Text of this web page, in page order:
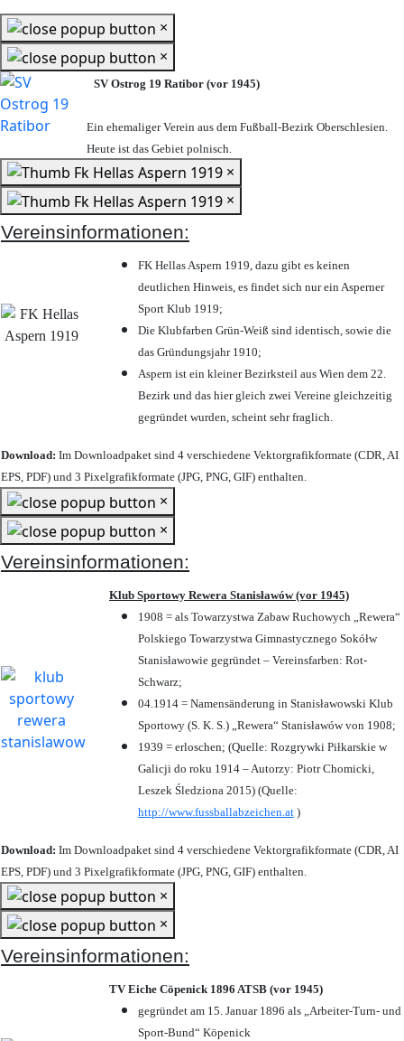
×
×
SV Ostrog 19 Ratibor (vor 1945)
Ein ehemaliger Verein aus dem Fußball-Bezirk Oberschlesien.
Heute ist das Gebiet polnisch.
×
×
Vereinsinformationen:
FK Hellas Aspern 1919, dazu gibt es keinen
deutlichen Hinweis, es findet sich nur ein Asperner
Sport Klub 1919;
Die Klubfarben Grün-Weiß sind identisch, sowie die
das Gründungsjahr 1910;
Aspern ist ein kleiner Bezirksteil aus Wien dem 22.
Bezirk und das hier gleich zwei Vereine gleichzeitig
gegründet wurden, scheint sehr fraglich.
Download: Im Downloadpaket sind 4 verschiedene Vektorgrafikformate (CDR, AI
EPS, PDF) und 3 Pixelgrafikformate (JPG, PNG, GIF) enthalten.
×
×
Vereinsinformationen:
Klub Sportowy Rewera Stanisławów (vor 1945)
1908 = als Towarzystwa Zabaw Ruchowych „Rewera“
Polskiego Towarzystwa Gimnastycznego Sokółw
Stanisławowie gegründet – Vereinsfarben: Rot-
Schwarz;
04.1914 = Namensänderung in Stanisławowski Klub
Sportowy (S. K. S.) „Rewera“ Stanisławów von 1908;
1939 = erloschen; (Quelle: Rozgrywki Piłkarskie w
Galicji do roku 1914 – Autorzy: Piotr Chomicki,
Leszek Śledziona 2015) (Quelle:
http://www.fussballabzeichen.at )
Download: Im Downloadpaket sind 4 verschiedene Vektorgrafikformate (CDR, AI
EPS, PDF) und 3 Pixelgrafikformate (JPG, PNG, GIF) enthalten.
×
×
Vereinsinformationen:
TV Eiche Cöpenick 1896 ATSB (vor 1945)
gegründet am 15. Januar 1896 als „Arbeiter-Turn- und
Sport-Bund“ Köpenick